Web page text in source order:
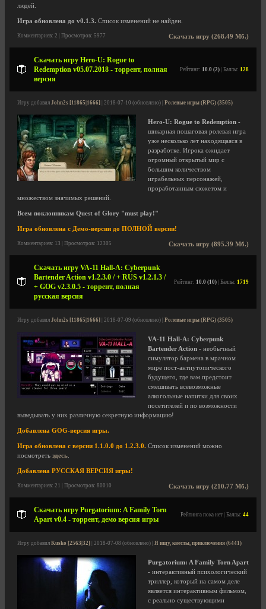
людей.
Игра обновлена до v0.1.3. Список изменений не найден.
Скачать игру (268.49 Мб.)
Комментариев: 2 | Просмотров: 5977
Скачать игру Hero-U: Rogue to
Redemption v05.07.2018 - торрент, полная
версия
Рейтинг: 10.0 (2) | Баллы: 128
Игру добавил John2s [11865|1666] | 2018-07-10 (обновлено) | Ролевые игры (RPG) (3505)
Hero-U: Rogue to Redemption -
шикарная пошаговая ролевая игра
уже несколько лет находящаяся в
разработке. Игрока ожидает
огромный открытый мир с
большим количеством
играбельных персонажей,
проработанным сюжетом и
множеством значимых решений.
Всем поклонникам Quest of Glory "must play!"
Игра обновлена с Демо-версии до ПОЛНОЙ версии!
Скачать игру (895.39 Мб.)
Комментариев: 13 | Просмотров: 12305
Скачать игру VA-11 Hall-A: Cyberpunk
Bartender Action v1.2.3.0 / + RUS v1.2.1.3 /
+ GOG v2.3.0.5 - торрент, полная
русская версия
Рейтинг: 10.0 (10) | Баллы: 1719
Игру добавил John2s [11865|1666] | 2018-07-09 (обновлено) | Ролевые игры (RPG) (3505)
VA-11 Hall-A: Cyberpunk
Bartender Action - необычный
симулятор бармена в мрачном
мире пост-антиутопического
будущего, где вам предстоит
смешивать всевозможные
алкогольные напитки для своих
посетителей и по возможности
выведывать у них различную секретную информацию!
Добавлена GOG-версия игры.
Игра обновлена с версии 1.1.0.0 до 1.2.3.0. Список изменений можно
посмотреть здесь
Добавлена РУССКАЯ ВЕРСИЯ игры!
Скачать игру (210.77 Мб.)
Комментариев: 21 | Просмотров: 80010
Скачать игру Purgatorium: A Family Torn
Apart v0.4 - торрент, демо версия игры
Рейтинга пока нет | Баллы: 44
Игру добавил Kusko [2563|32] | 2018-07-08 (обновлено) | Я ищу, квесты, приключения (6441)
Purgatorium: A Family Torn Apart
- интерактивный психологический
триллер, который на самом деле
является интерактивным фильмом,
с реально существующими